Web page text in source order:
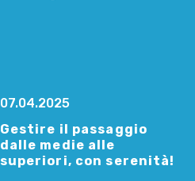
07.04.2025
Gestire il passaggio
dalle medie alle
superiori, con serenità!